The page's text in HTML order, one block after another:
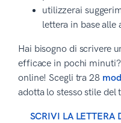
utilizzerai
lettera in base alle
Hai bisogno di scrivere
efficace in pochi
online! Scegli tra 28
adotta lo stesso stile del
SCRIVI LA LETTERA